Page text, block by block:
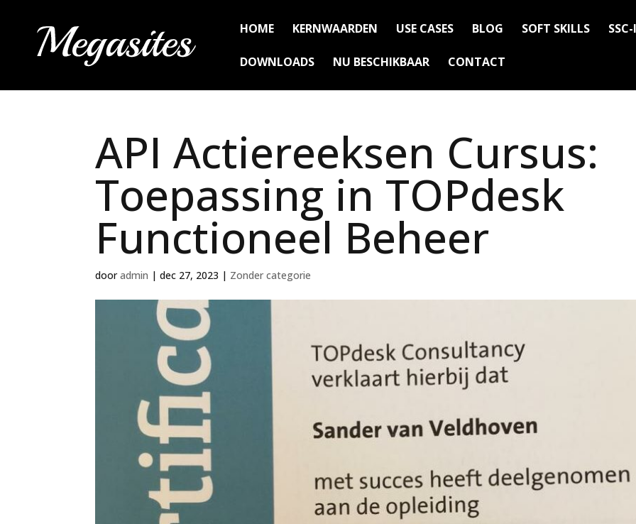
HOME KERNWAARDEN USE CASES BLOG SOFT SKILLS
DOWNLOADS NU BESCHIKBAAR CONTACT
API Actiereeksen Cursus:
Toepassing in TOPdesk
Functioneel Beheer
dooradmin |dec 27, 2023 | Zonder categorie